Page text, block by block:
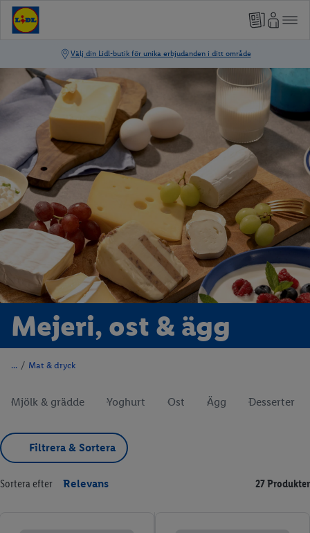
Mejeri, ost & ägg
/ Mat & dryck
Mjölk & grädde Yoghurt Ost Ägg Desserter
Filtrera & Sortera
Sortera efter Relevans 27 Produkter